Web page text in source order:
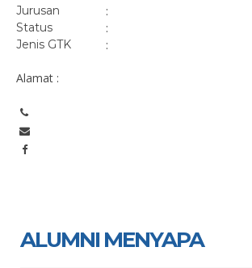
Jurusan :
Status :
Jenis GTK :
Alamat :
ALUMNI MENYAPA